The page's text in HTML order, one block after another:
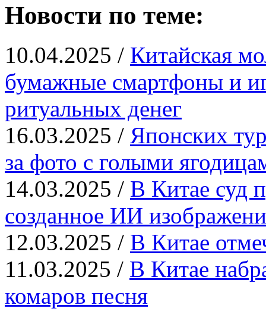
Новости по теме:
10.04.2025 / Китайская
бумажные смартфоны и
ритуальных денег
16.03.2025 / Японских
за фото с голыми
14.03.2025 / В Китае суд
созданное ИИ
12.03.2025 / В Китае
11.03.2025 / В Китае
комаров песня